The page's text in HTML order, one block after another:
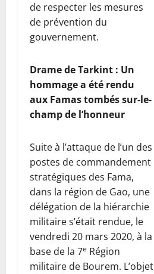
de respecter les mesures
de prévention du
gouvernement.
Drame de Tarkint : Un
hommage a été rendu
aux Famas tombés sur-le-
champ de l’honneur
Suite à l’attaque de l’un des
postes de commandement
stratégiques des Fama,
dans la région de Gao, une
délégation de la hiérarchie
militaire s’était rendue, le
vendredi 20 mars 2020, à la
base de la 7e Région
militaire de Bourem. L’objet